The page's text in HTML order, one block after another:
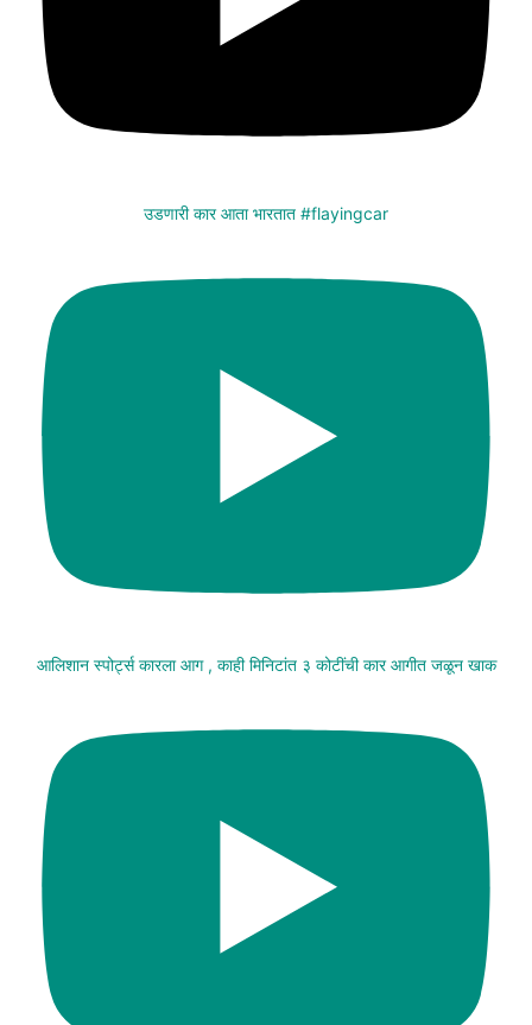
उडणारी कार आता भारतात #flayingcar
आलिशान स्पोर्ट्स कारला आग , काही मिनिटांत ३ कोटींची कार आगीत जळून खाक